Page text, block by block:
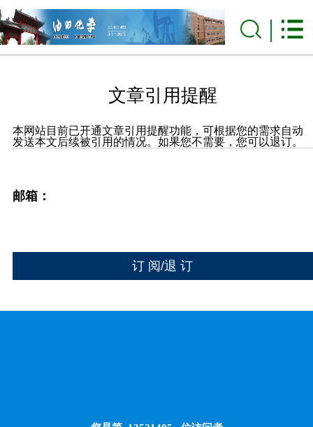
文章引用提醒
本网站目前已开通文章引用提醒功能，可根据您的需求自动
发送本文后续被引用的情况。如果您不需要，您可以退订。
邮箱：